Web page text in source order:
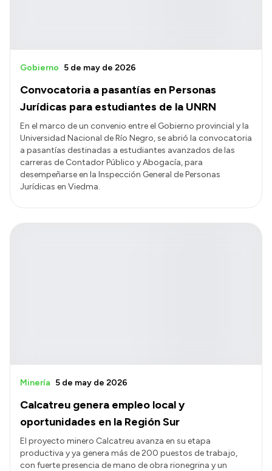
Convocatoria a pasantías en Personas
Jurídicas para estudiantes de la UNRN
Gobierno 5 de may de 2026
En el marco de un convenio entre el Gobierno provincial y la
Universidad Nacional de Río Negro, se abrió la convocatoria
a pasantías destinadas a estudiantes avanzados de las
carreras de Contador Público y Abogacía, para
desempeñarse en la Inspección General de Personas
Jurídicas en Viedma.
Calcatreu genera empleo local y
oportunidades en la Región Sur
Minería 5 de may de 2026
El proyecto minero Calcatreu avanza en su etapa
productiva y ya genera más de 200 puestos de trabajo,
con fuerte presencia de mano de obra rionegrina y un